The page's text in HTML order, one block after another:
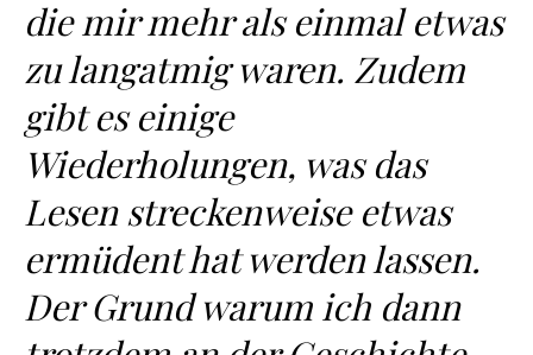
die mir mehr als einmal etwas
zu langatmig waren. Zudem
gibt es einige
Wiederholungen, was das
Lesen streckenweise etwas
ermüdent hat werden lassen.
Der Grund warum ich dann